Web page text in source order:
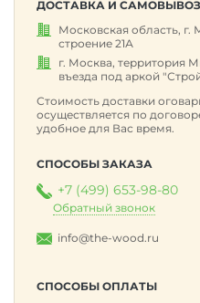
ДОСТАВКА И САМОВЫВОЗ
Московская область,
строение 21А
г. Москва, территория
въезда под аркой
Стоимость доставки
осуществляется по
удобное для Вас время.
СПОСОБЫ ЗАКАЗА
+7 (499) 653-98-80
Обратный звонок
info@the-wood.ru
СПОСОБЫ ОПЛАТЫ